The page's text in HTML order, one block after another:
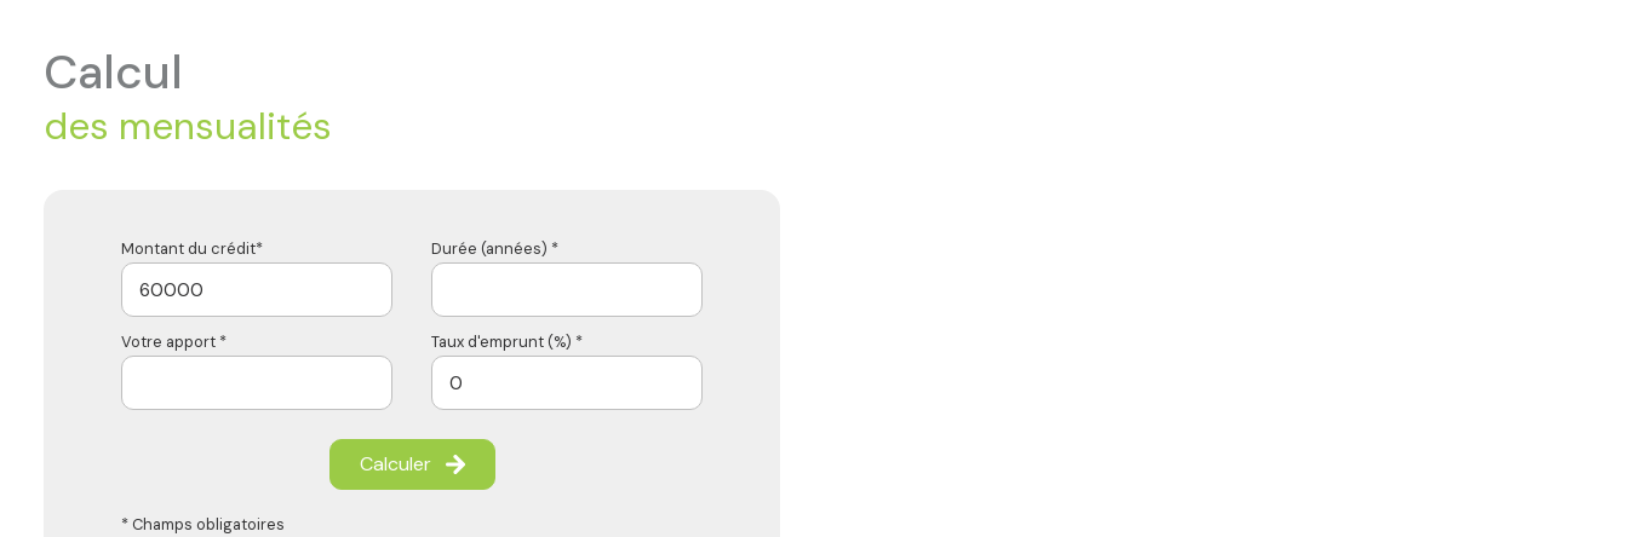
calcul
des mensualités
Montant du crédit* Durée (années) *
Votre apport * Taux d'emprunt (%) *
Calculer
* Champs obligatoires